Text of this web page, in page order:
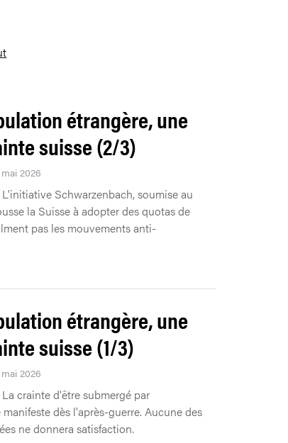
étrangère, une
suisse (2/3)
2026
L'initiative Schwarzenbach, soumise au
la Suisse à adopter des quotas de
pas les mouvements anti-
étrangère, une
suisse (1/3)
2026
La crainte d'être submergé par
dès l'après-guerre. Aucune des
ne donnera satisfaction.